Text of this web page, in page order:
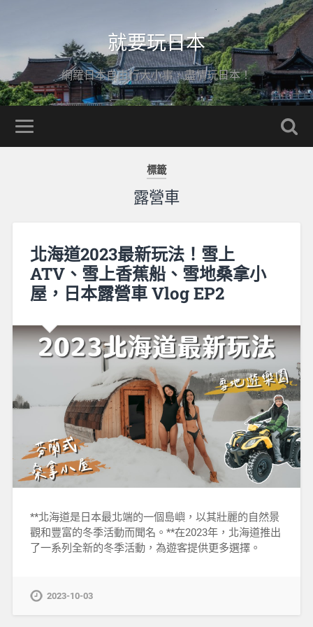
就要玩日本
網羅日本自由行大小事，盡情玩日本！
標籤
露營車
北海道2023最新玩法！雪上
ATV、雪上香蕉船、雪地桑拿小
屋，日本露營車 Vlog EP2
**北海道是日本最北端的一個島嶼，以其壯麗的自然景
觀和豐富的冬季活動而聞名。**在2023年，北海道推出
了一系列全新的冬季活動，為遊客提供更多選擇。
2023-10-03